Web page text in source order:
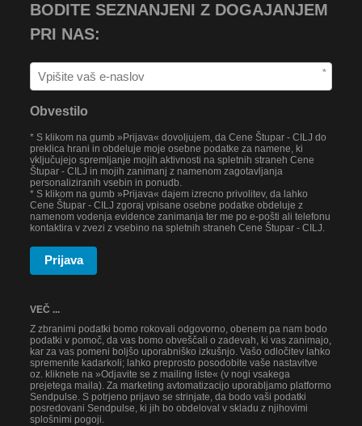
BODITE SEZNANJENI Z DOGAJANJEM
PRI NAS:
*
Obvestilo
* S klikom na gumb »Prijava« dovoljujem, da Cene Štupar - CILJ do
preklica hrani in obdeluje moje osebne podatke za namene, ki
vključujejo spremljanje mojih aktivnosti na spletnih straneh Cene
Štupar - CILJ in mojih zanimanj z namenom zagotavljanja
personaliziranih vsebin in ponudb.
* S klikom na gumb »Prijava« dajem izrecno privolitev, da lahko
Cene Štupar - CILJ zgoraj vpisane osebne podatke obdeluje z
namenom vodenja evidence zanimanja ter me po e-pošti ali telefonu
kontaktira v zvezi z vsebino na spletnih straneh Cene Štupar - CILJ.
Prijava
VEČ ...
Z zbranimi podatki bomo rokovali odgovorno, obenem pa nam bodo
podatki v pomoč, da vas bomo obveščali o zadevah, ki vas zanimajo,
kar za vas pomeni boljšo uporabniško izkušnjo. Vašo odločitev lahko
spremenite kadarkoli; lahko preprosto posodobite vaše nastavitve
oz. kliknete na »Odjavite se z mailing liste« (v nogi vsakega
prejetega maila). Za marketing avtomatizacijo uporabljamo platformo
Sendpulse. S potrjeno prijavo se strinjate, da bodo vaši podatki
posredovani Sendpulse, ki jih bo obdeloval v skladu z njihovimi
splošnimi pogoji.